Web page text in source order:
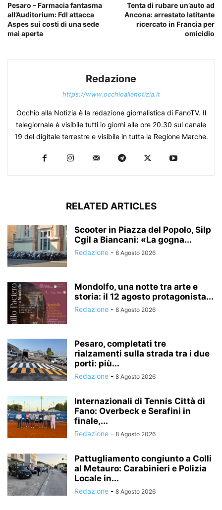
Pesaro – Farmacia fantasma
all’Auditorium: FdI attacca
Aspes sui costi di una sede
mai aperta
Tenta di rubare un’auto ad
Ancona: arrestato latitante
ricercato in Francia per
omicidio
Redazione
https://www.occhioallanotizia.it
Occhio alla Notizia è la redazione giornalistica di FanoTV. Il
telegiornale è visibile tutti io giorni alle ore 20.30 sul canale
19 del digitale terrestre e visibile in tutta la Regione Marche.
RELATED ARTICLES
Scooter in Piazza del Popolo, Silp
Cgil a Biancani: «La gogna...
Redazione - 8 Agosto 2026
Mondolfo, una notte tra arte e
storia: il 12 agosto protagonista...
Redazione - 8 Agosto 2026
Pesaro, completati tre
rialzamenti sulla strada tra i due
porti: più...
Redazione - 8 Agosto 2026
Internazionali di Tennis Città di
Fano: Overbeck e Serafini in
finale,...
Redazione - 8 Agosto 2026
Pattugliamento congiunto a Colli
al Metauro: Carabinieri e Polizia
Locale in...
Redazione - 8 Agosto 2026